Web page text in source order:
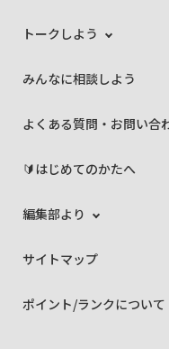
トークしよう
みんなに相談しよう
よくある質問・お問い合
🔰はじめてのかたへ
編集部より
サイトマップ
ポイント/ランクについて